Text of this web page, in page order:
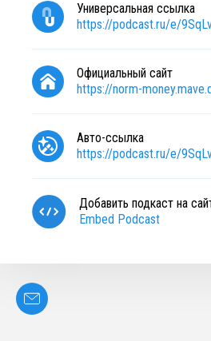
Универсальная ссылка
https://podcast.ru/e/
Официальный сайт
https://norm-
Авто-ссылка
https://podcast.ru/e/
Добавить подкаст на
Embed Podcast